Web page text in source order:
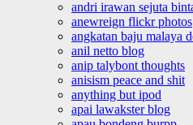
andri irawan sejuta
anewreign flickr photos
angkatan baju malaya
anil netto blog
anip talybont thoughts
anisism peace and shit
anything but ipod
apai lawakster blog